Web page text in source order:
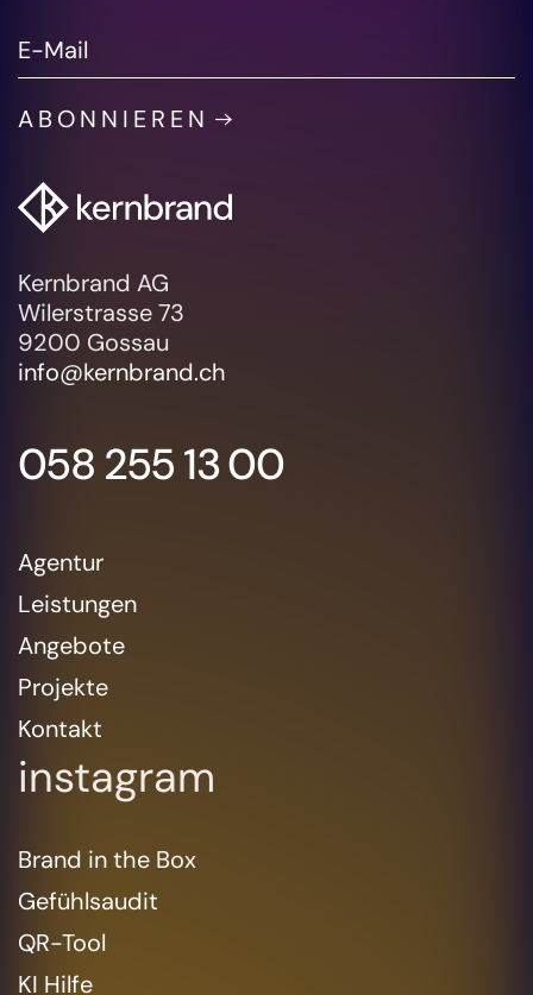
ABONNIEREN
Kernbrand AG
Wilerstrasse 73
9200 Gossau
info@kernbrand.ch
058 255 13 00
Agentur
Leistungen
Angebote
Projekte
Kontakt
instagram
Brand in the Box
Gefühlsaudit
QR-Tool
KI Hilfe